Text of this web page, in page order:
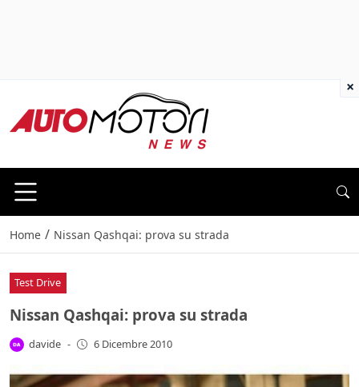
Home / Nissan Qashqai: prova su strada
Test Drive
Nissan Qashqai: prova su strada
davide - 6 Dicembre 2010
×